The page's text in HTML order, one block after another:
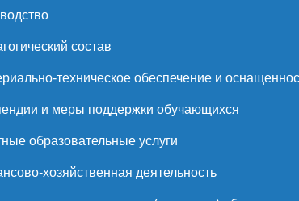
состав
техническое обеспечение и
и меры поддержки обучающихся
образовательные услуги
хозяйственная деятельность